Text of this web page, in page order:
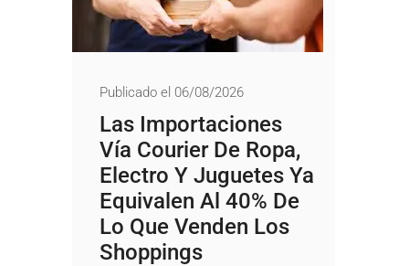
Publicado el 06/08/2026
Las Importaciones
Vía Courier De Ropa,
Electro Y Juguetes Ya
Equivalen Al 40% De
Lo Que Venden Los
Shoppings